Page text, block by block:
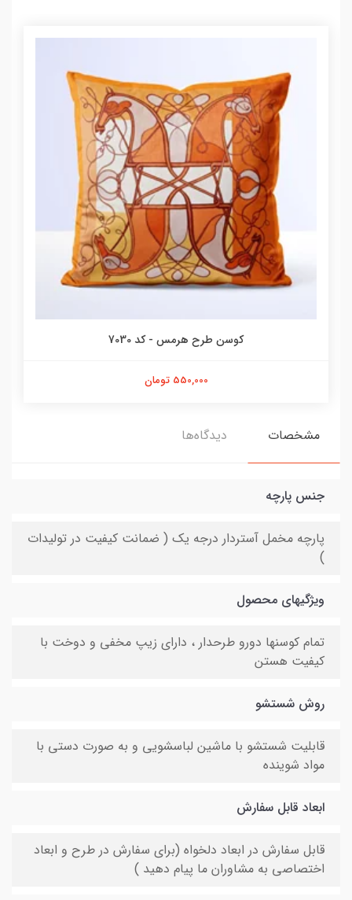
کوسن طرح هرمس - کد 7030
550,000 تومان
مشخصات دیدگاه‌ها
جنس پارچه
پارچه مخمل آستردار درجه یک ( ضمانت کیفیت در تولیدات
)
ویژگیهای محصول
تمام کوسنها دورو طرحدار ، دارای زیپ مخفی و دوخت با
کیفیت هستن
روش شستشو
قابلیت شستشو با ماشین لباسشویی و به صورت دستی با
مواد شوینده
ابعاد قابل سفارش
قابل سفارش در ابعاد دلخواه (برای سفارش در طرح و ابعاد
اختصاصی به مشاوران ما پیام دهید )